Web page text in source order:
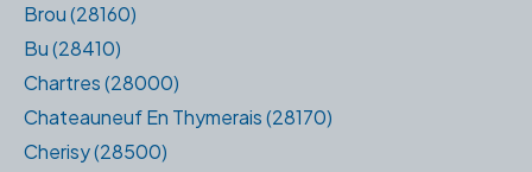
Brou (28160)
Bu (28410)
Chartres (28000)
Chateauneuf En Thymerais (28170)
Cherisy (28500)